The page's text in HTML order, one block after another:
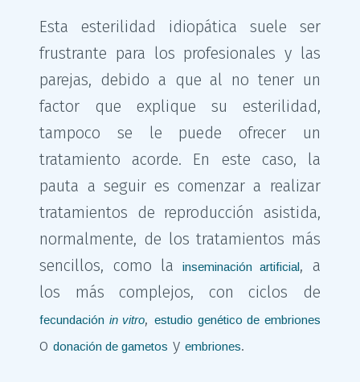
Esta esterilidad idiopática suele ser
frustrante para los profesionales y las
parejas, debido a que al no tener un
factor que explique su esterilidad,
tampoco se le puede ofrecer un
tratamiento acorde. En este caso, la
pauta a seguir es comenzar a realizar
tratamientos de reproducción asistida,
normalmente, de los tratamientos más
sencillos, como lainseminación artificial, a
los más complejos, con ciclos de
fecundación in vitro, estudio genético de embriones
odonación de gametos yembriones.